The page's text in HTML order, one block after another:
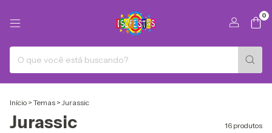
0
Início > Temas > Jurassic
Jurassic 16 produtos